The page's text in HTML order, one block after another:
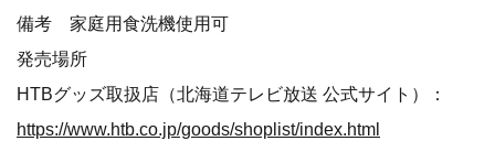
備考 家庭用食洗機使用可
発売場所
HTBグッズ取扱店（北海道テレビ放送 公式サイト）：
https://www.htb.co.jp/goods/shoplist/index.html